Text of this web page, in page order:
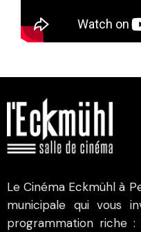
Le Cinéma Eckmühl à
municipale qui vous
programmation riche